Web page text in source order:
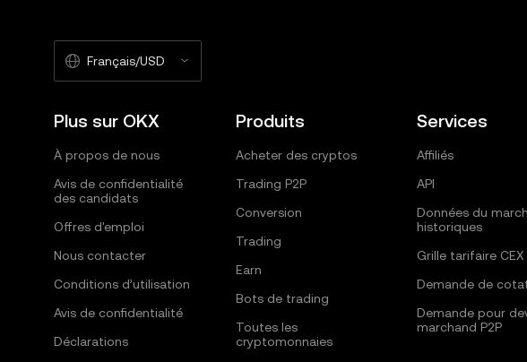
Français/USD
Plus sur OKX
À propos de nous
Avis de confidentialité
des candidats
Offres d'emploi
Nous contacter
Conditions d’utilisation
Avis de confidentialité
Déclarations
Produits
Acheter des cryptos
Trading P2P
Conversion
Trading
Earn
Bots de trading
Toutes les
cryptomonnaies
Services
Affiliés
API
Données du
historiques
Grille tarifaire CEX
Demande de
Demande pour
marchand P2P